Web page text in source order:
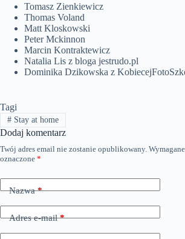
Tomasz Zienkiewicz
Thomas Voland
Matt Kloskowski
Peter Mckinnon
Marcin Kontraktewicz
Natalia Lis z bloga jestrudo.pl
Dominika Dzikowska z
Tagi
#Stay at home
Dodaj komentarz
Twój adres email nie zostanie opublikowany.
oznaczone *
Nazwa*
Adres e-mail*